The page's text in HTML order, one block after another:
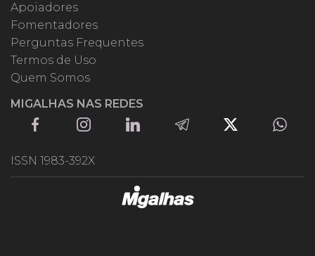
Apoiadores
Fomentadores
Perguntas Frequentes
Termos de Uso
Quem Somos
MIGALHAS NAS REDES
ISSN 1983-392X